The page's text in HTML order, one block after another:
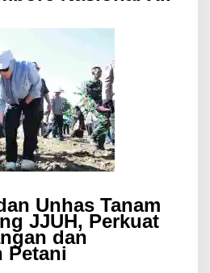
Unhas Tanam
JJUH, Perkuat
dan
Petani